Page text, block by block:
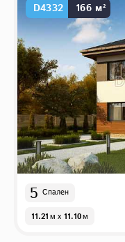
D4332 166 м²
5 Спален
11.21м x 11.10м